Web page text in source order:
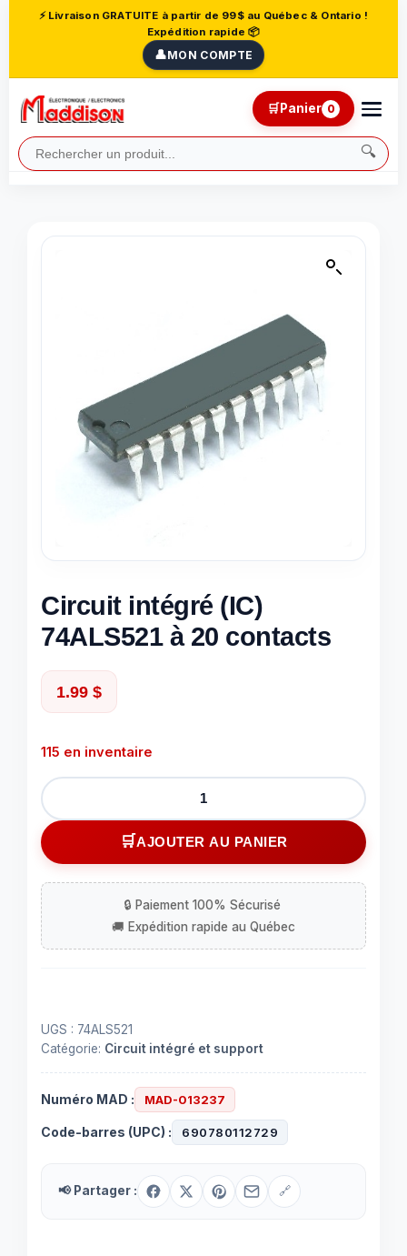
⚡ Livraison GRATUITE à partir de 99$ au Québec & Ontario !
Expédition rapide 📦
👤MON COMPTE
🔍
🛒Panier 0
Circuit intégré (IC)
74ALS521 à 20 contacts
1.99 $
115 en inventaire
quantité
de
Circuit
intégré
74ALS521
à
20
AJOUTER AU PANIER
UGS : 74ALS521
Catégorie: Circuit intégré et support
Numéro MAD : MAD-013237
Code-barres (UPC) : 690780112729
📢 Partager : 🔗